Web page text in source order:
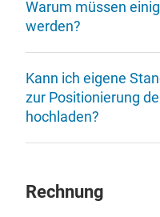
Warum müssen
werden?
Kann ich eigene
zur Positionierung
hochladen?
Rechnung